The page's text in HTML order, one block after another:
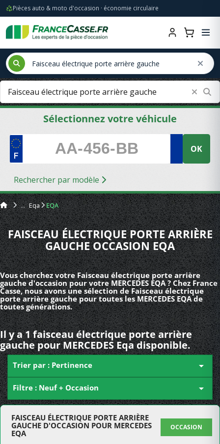
Pièces auto & moto d'occasion · économie circulaire
Sélectionnez votre véhicule
OK
Rechercher par modèle
Eqa EQA
FAISCEAU ÉLECTRIQUE PORTE ARRIÈRE
GAUCHE OCCASION EQA
Vous cherchez votre Faisceau électrique porte arrière
gauche d'occasion pour votre MERCEDES EQA ? Chez France
Casse, nous avons une sélection de Faisceau électrique
porte arrière gauche pour toutes les MERCEDES EQA de
toutes générations.
Il y a 1 faisceau électrique porte arrière
gauche pour MERCEDES Eqa disponible.
Trier par : Pertinence 
Filtre : Neuf + Occasion 
FAISCEAU ÉLECTRIQUE PORTE ARRIÈRE
GAUCHE D'OCCASION POUR MERCEDES
EQA
OCCASION